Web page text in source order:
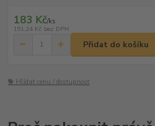
183 Kč/ks
151,24 Kč bez DPH
Přidat do košíku
🐕 Hlídat cenu / dostupnost